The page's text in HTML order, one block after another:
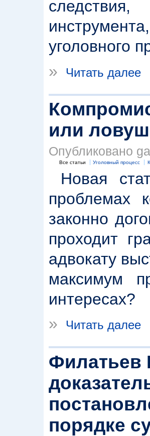
уголовного
»
Читать далее
или
Опубликовано
Все статьи Уголовный процесс
Новая
проблемах
законно
проходит
адвокату
максимум
интересах?
»
Читать далее
Филатьев
порядке